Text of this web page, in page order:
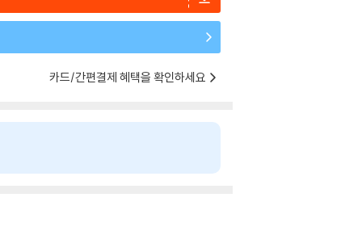
카드/간편결제 혜택을 확인하세요